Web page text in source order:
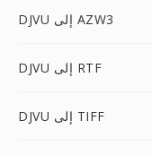
DJVU إلى AZW3
DJVU إلى RTF
DJVU إلى TIFF